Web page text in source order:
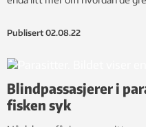
Publisert 02.08.22
Blindpassasjerer i
fisken syk